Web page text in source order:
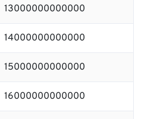
13000000000000
14000000000000
15000000000000
16000000000000